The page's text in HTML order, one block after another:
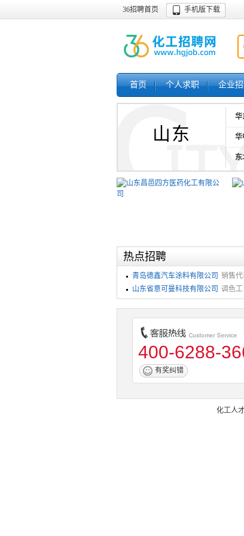
36招聘首页 手机版下载
首页 个人求职 企业
山东
华
华
东
热点招聘
青岛德鑫汽车涂料有限公司 销售代
山东省意可曼科技有限公司 调色工
400-6288-
有奖纠错
化工人